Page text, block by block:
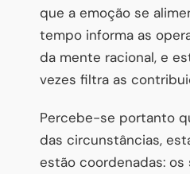
que a emoção se
tempo informa as
da mente racional, e
vezes filtra as
Percebe-se portanto
das circunstâncias,
estão coordenadas: